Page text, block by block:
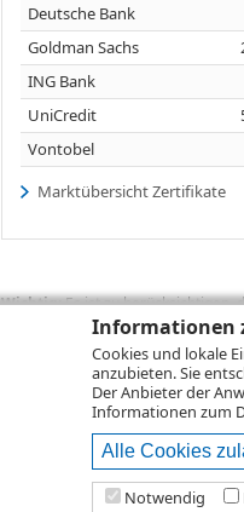
Informationen
Cookies und lokale
anzubieten. Sie
Der Anbieter der
Informationen zum
Alle Cookies
Notwendig
Deutsche Bank
Goldman Sachs
ING Bank
UniCredit
Vontobel
Marktübersicht Zertifikate
Wichtig:Es ist zu berücksichtigen,
zukünftige Ergebnisse darstellen.
Provisionen, Gebühren und
Depotgebühren hinzu. Mit dem
Performance, die sich unter
kann die Rendite zudem infolge
DZ BANK AGBitte